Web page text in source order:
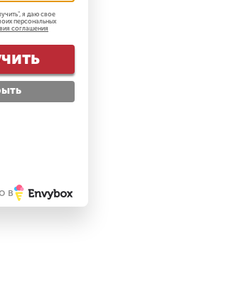
", я даю свое
персональных
соглашения
в